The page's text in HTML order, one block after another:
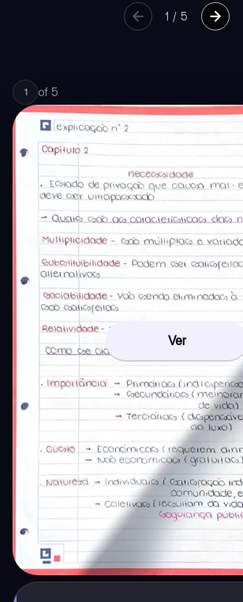
1 /5
1 of 5
Ver